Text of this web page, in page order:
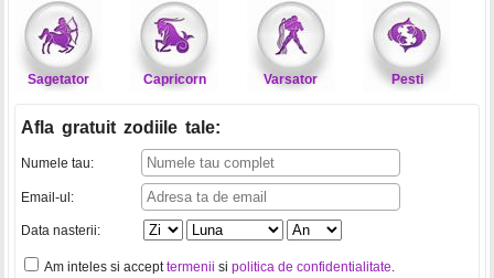
Sagetator Capricorn Varsator Pesti
Afla gratuit zodiile tale:
Numele tau:
Email-ul:
Data nasterii:
Am inteles si accepttermenii si politica de confidentialitate.